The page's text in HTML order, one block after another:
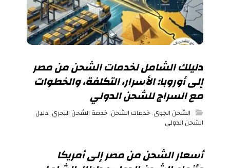
دليلك الشامل لخدمات الشحن من مصر
إلى أوروبا: الأسرار، التكلفة، والخطوات
مع السراج للشحن الدولي
الشحن الجوى,خدمات الشحن,خدمة الشحن البحري, دليل
الشحن الدولي
أسعار الشحن من مصر إلى أمريكا